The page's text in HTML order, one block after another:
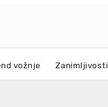
vožnje Zanimljivosti